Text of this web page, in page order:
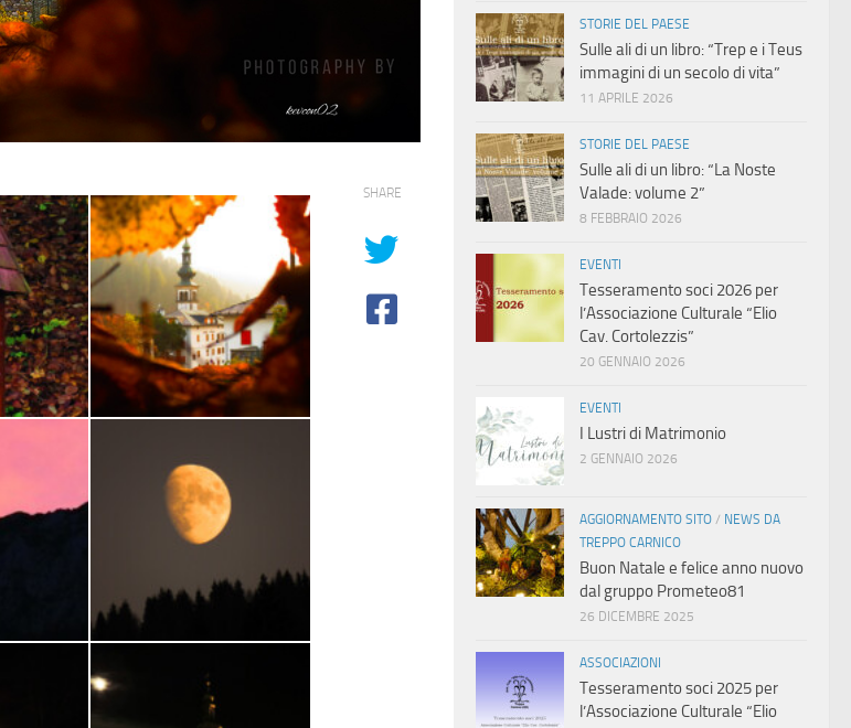
SHARE
STORIE DEL PAESE
Sulle ali di un libro: “Trep e i Teus
immagini di un secolo di vita”
11 APRILE 2026
STORIE DEL PAESE
Sulle ali di un libro: “La Noste
Valade: volume 2”
8 FEBBRAIO 2026
EVENTI
Tesseramento soci 2026 per
l’Associazione Culturale “Elio
Cav. Cortolezzis”
20 GENNAIO 2026
EVENTI
I Lustri di Matrimonio
2 GENNAIO 2026
AGGIORNAMENTO SITO / NEWS DA
TREPPO CARNICO
Buon Natale e felice anno nuovo
dal gruppo Prometeo81
26 DICEMBRE 2025
ASSOCIAZIONI
Tesseramento soci 2025 per
l’Associazione Culturale “Elio